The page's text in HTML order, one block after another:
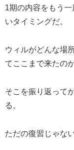
1期の内容をもう
いタイミングだ。
ウィルがどんな場
てここまで来たのか
そこを振り返って
る。
ただの復習じゃない